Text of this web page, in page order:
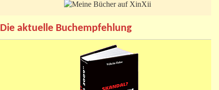
Die aktuelle Buchempfehlung